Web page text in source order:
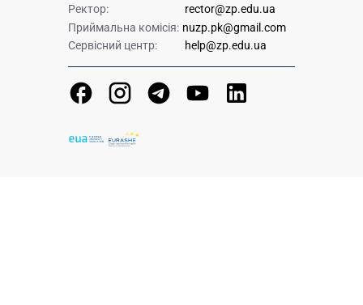
Ректор:
rector@zp.edu.ua
Приймальна комісія: nuzp.pk@gmail.com
Сервісний центр:
help@zp.edu.ua